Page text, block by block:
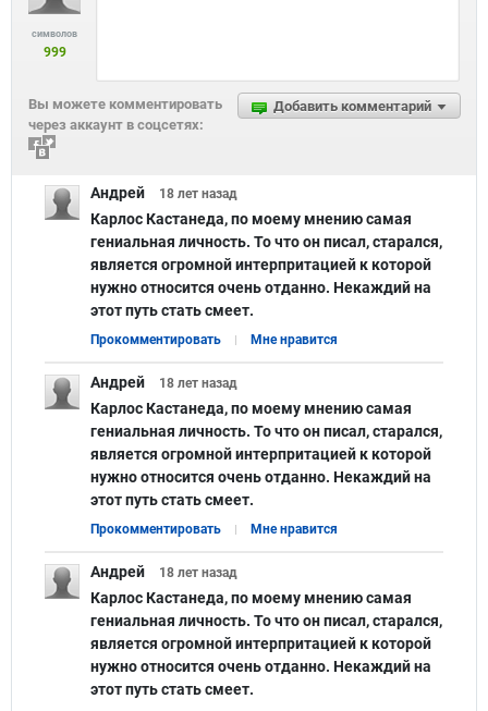
символов
999
Добавить комментарий
Вы можете комментировать
через аккаунт в соцсетях:
Андрей 18 лет назад
Карлос Кастанеда, по моему мнению самая
гениальная личность. То что он писал, старался,
является огромной интерпритацией к которой
нужно относится очень отданно. Некаждий на
этот путь стать смеет.
Прокомментировать Мне нравится
Андрей 18 лет назад
Карлос Кастанеда, по моему мнению самая
гениальная личность. То что он писал, старался,
является огромной интерпритацией к которой
нужно относится очень отданно. Некаждий на
этот путь стать смеет.
Прокомментировать Мне нравится
Андрей 18 лет назад
Карлос Кастанеда, по моему мнению самая
гениальная личность. То что он писал, старался,
является огромной интерпритацией к которой
нужно относится очень отданно. Некаждий на
этот путь стать смеет.